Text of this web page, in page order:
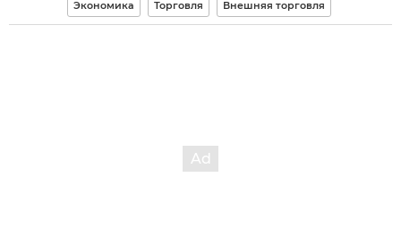
Экономика Торговля Внешняя торговля